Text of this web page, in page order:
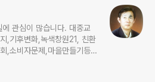
관심이 많습니다. 대중교
,기후변화,녹색창원21, 친환
,소비자문제,마을만들기등...